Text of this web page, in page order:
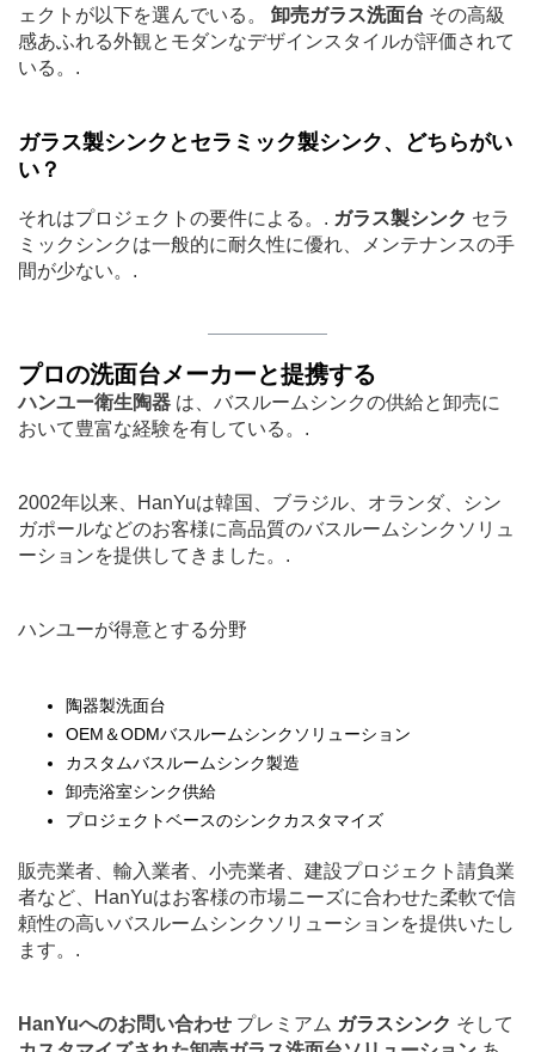
ェクトが以下を選んでいる。 卸売ガラス洗面台 その高級
感あふれる外観とモダンなデザインスタイルが評価されて
いる。.
ガラス製シンクとセラミック製シンク、どちらがい
い？
それはプロジェクトの要件による。. ガラス製シンク セラ
ミックシンクは一般的に耐久性に優れ、メンテナンスの手
間が少ない。.
プロの洗面台メーカーと提携する
ハンユー衛生陶器 は、バスルームシンクの供給と卸売に
おいて豊富な経験を有している。.
2002年以来、HanYuは韓国、ブラジル、オランダ、シン
ガポールなどのお客様に高品質のバスルームシンクソリュ
ーションを提供してきました。.
ハンユーが得意とする分野
陶器製洗面台
OEM＆ODMバスルームシンクソリューション
カスタムバスルームシンク製造
卸売浴室シンク供給
プロジェクトベースのシンクカスタマイズ
販売業者、輸入業者、小売業者、建設プロジェクト請負業
者など、HanYuはお客様の市場ニーズに合わせた柔軟で信
頼性の高いバスルームシンクソリューションを提供いたし
ます。.
HanYuへのお問い合わせ プレミアム ガラスシンク そして